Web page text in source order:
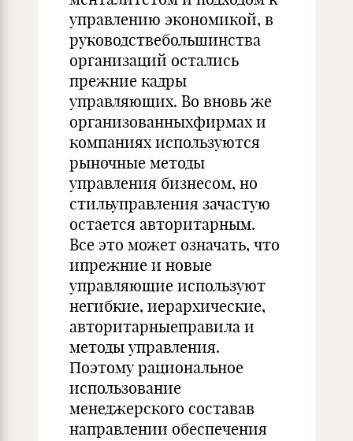
управлению экономикой, в
руководствебольшинства
организаций остались
прежние кадры
управляющих. Во вновь же
организованныхфирмах и
компаниях используются
рыночные методы
управления бизнесом, но
стильуправления зачастую
остается авторитарным.
Все это может означать, что
ипрежние и новые
управляющие используют
негибкие, иерархические,
авторитарныеправила и
методы управления.
Поэтому рациональное
использование
менеджерского составав
направлении обеспечения